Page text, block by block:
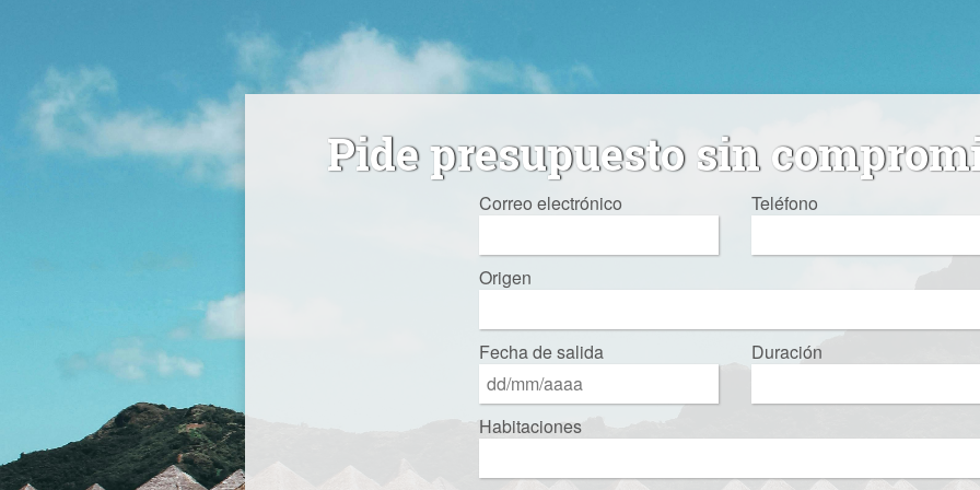
Pide presupuesto sin
Correo electrónico Teléfono
Origen
Fecha de salida Duración
Habitaciones